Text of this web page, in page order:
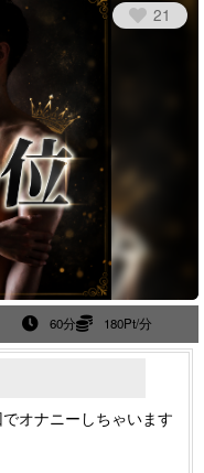
21
60分 180Pt/分
オナニーしちゃいます